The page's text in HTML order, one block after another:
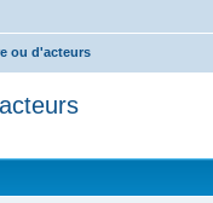
ou d'acteurs